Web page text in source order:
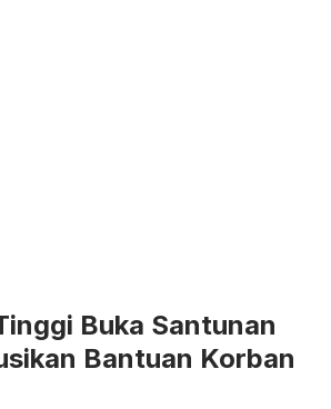
Buka Santunan
Bantuan Korban